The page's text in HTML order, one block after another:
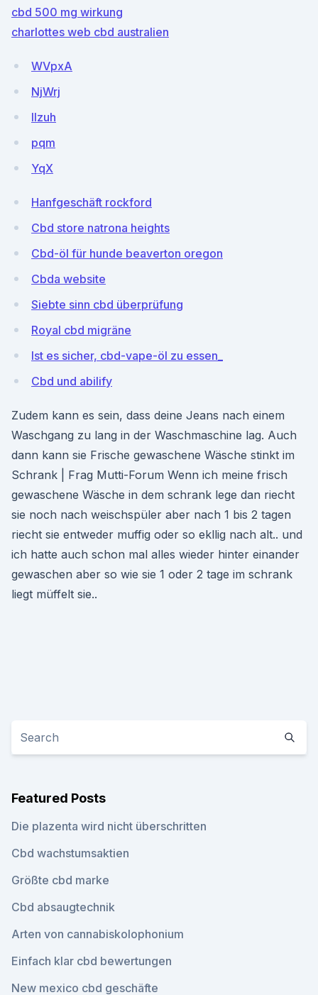
cbd 500 mg wirkung
charlottes web cbd australien
WVpxA
NjWrj
Ilzuh
pqm
YqX
Hanfgeschäft rockford
Cbd store natrona heights
Cbd-öl für hunde beaverton oregon
Cbda website
Siebte sinn cbd überprüfung
Royal cbd migräne
Ist es sicher, cbd-vape-öl zu essen_
Cbd und abilify
Zudem kann es sein, dass deine Jeans nach einem
Waschgang zu lang in der Waschmaschine lag. Auch
dann kann sie Frische gewaschene Wäsche stinkt im
Schrank | Frag Mutti-Forum Wenn ich meine frisch
gewaschene Wäsche in dem schrank lege dan riecht
sie noch nach weischspüler aber nach 1 bis 2 tagen
riecht sie entweder muffig oder so ekllig nach alt.. und
ich hatte auch schon mal alles wieder hinter einander
gewaschen aber so wie sie 1 oder 2 tage im schrank
liegt müffelt sie..
Featured Posts
Die plazenta wird nicht überschritten
Cbd wachstumsaktien
Größte cbd marke
Cbd absaugtechnik
Arten von cannabiskolophonium
Einfach klar cbd bewertungen
New mexico cbd geschäfte